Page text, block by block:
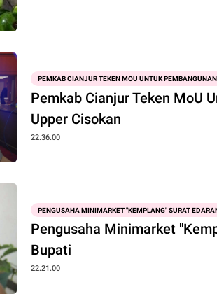
PEMKAB CIANJUR TEKEN MOU UNTUK PEMBANGUNAN
Pemkab Cianjur Teken MoU
Upper Cisokan
22.36.00
PENGUSAHA MINIMARKET "KEMPLANG" SURAT
Pengusaha Minimarket
Bupati
22.21.00